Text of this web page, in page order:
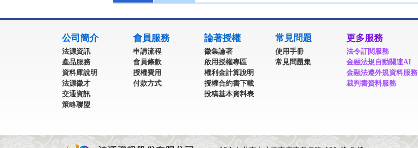
公司簡介
法源資訊
產品服務
資料庫說明
法源徵才
交通資訊
策略聯盟
會員服務
申請流程
會員條款
授權費用
付款方式
論著授權
徵集論著
啟用授權專區
權利金計算說明
授權合約書下載
投稿基本資料表
常見問題
使用手冊
常見問題集
更多服務
法令訂閱服務
金融法規自動關連AI
金融法遵外規資料服務
裁判書資料服務